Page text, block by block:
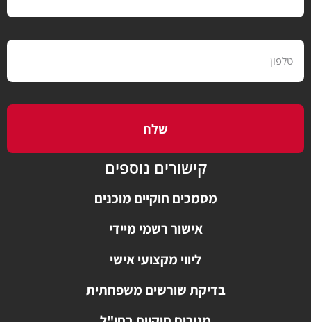
שלח
קישורים נוספים
מסמכים חוקיים מוכנים
אישור רשמי מיידי
ליווי מקצועי אישי
בדיקת שורשים משפחתית